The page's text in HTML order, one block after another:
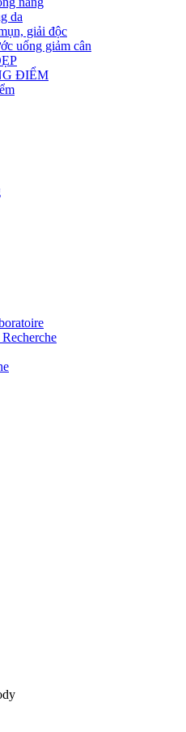
da
giải độc
uống giảm cân
ĐIỂM